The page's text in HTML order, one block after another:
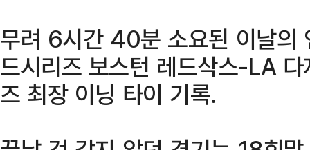
무려 6시간 40분 소요된 이날
드시리즈 보스턴 레드삭스-LA
즈 최장 이닝 타이 기록.